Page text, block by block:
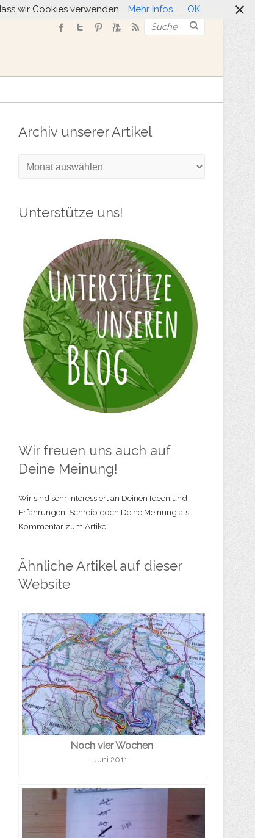
Suche
Archiv unserer Artikel
Archiv
Unterstütze uns!
Wir freuen uns auch auf
Deine Meinung!
Wir sind sehr interessiert an Deinen Ideen und
Erfahrungen! Schreib doch Deine Meinung als
Kommentar zum Artikel.
Ähnliche Artikel auf dieser
Website
Noch vier Wochen
- Juni 2011 -
wir Cookies verwenden. Mehr Infos OK